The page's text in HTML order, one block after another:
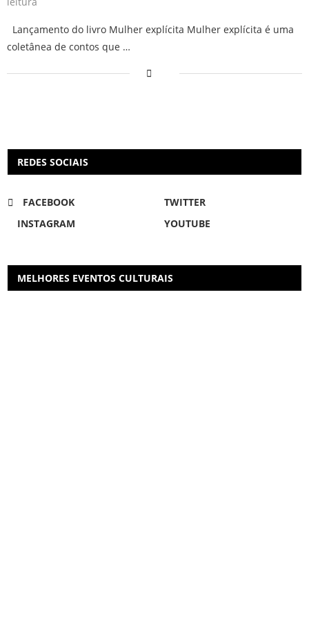
Lançamento do livro Mulher explícita Mulher explícita é uma
coletânea de contos que …
REDES SOCIAIS
FACEBOOK
TWITTER
INSTAGRAM
YOUTUBE
MELHORES EVENTOS CULTURAIS